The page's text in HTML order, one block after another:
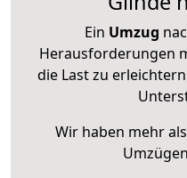
Ein Umzug
Herausforderungen
die Last zu
Wir haben mehr